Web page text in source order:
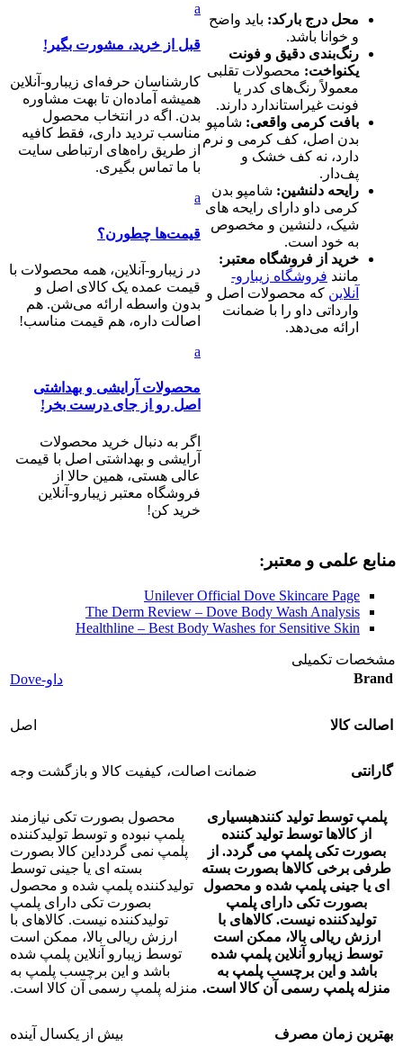
محل درج بارکد: باید واضح
و خوانا باشد.
رنگ‌بندی دقیق و فونت
یکنواخت: محصولات تقلبی
معمولاً رنگ‌های کدر یا
فونت غیراستاندارد دارند.
بافت کرمی واقعی: شامپو
بدن اصل، کف کرمی و نرم
دارد، نه کف خشک و
پف‌دار.
رایحه دلنشین: شامپو بدن
کرمی داو دارای رایحه های
شیک، دلنشین و مخصوص
به خود است.
خرید از فروشگاه معتبر:
مانند فروشگاه زیبارو-
آنلاین که محصولات اصل و
وارداتی داو را با ضمانت
ارائه می‌دهد.
a
قبل از خرید، مشورت بگیر!
کارشناسان حرفه‌ای زیبارو-آنلاین
همیشه آماده‌ان تا بهت مشاوره
بدن. اگه در انتخاب محصول
مناسب تردید داری، فقط کافیه
از طریق راه‌های ارتباطی سایت
با ما تماس بگیری.
a
قیمت‌ها چطورن؟
در زیبارو-آنلاین، همه محصولات با
قیمت عمده یک کالای اصل و
بدون واسطه ارائه می‌شن. هم
اصالت داره، هم قیمت مناسب!
a
محصولات آرایشی و بهداشتی
اصل رو از جای درست بخر!
اگر به دنبال خرید محصولات
آرایشی و بهداشتی اصل با قیمت
عالی هستی، همین حالا از
فروشگاه معتبر زیبارو-آنلاین
خرید کن!
منابع علمی و معتبر:
Unilever Official Dove Skincare Page
The Derm Review – Dove Body Wash Analysis
Healthline – Best Body Washes for Sensitive Skin
مشخصات تکمیلی
Brand
داو-Dove
اصالت کالا اصل
گارانتی ضمانت اصالت، کیفیت کالا و بازگشت وجه
پلمپ توسط تولید کنندهبسیاری
از کالاها توسط تولید کننده
بصورت تکی پلمپ می گردد. از
طرفی برخی کالاها بصورت بسته
ای یا جینی پلمپ شده و محصول
بصورت تکی دارای پلمپ
تولیدکننده نیست. کالاهای با
ارزش ریالی بالا، ممکن است
توسط زیبارو آنلاین پلمپ شده
باشد و این برچسب پلمپ به
منزله پلمپ رسمی آن کالا است.
محصول بصورت تکی نیازمند
پلمپ نبوده و توسط تولیدکننده
پلمپ نمی گردد این کالا بصورت
بسته ای یا جینی توسط
تولیدکننده پلمپ شده و محصول
بصورت تکی دارای پلمپ
تولیدکننده نیست. کالاهای با
ارزش ریالی بالا، ممکن است
توسط زیبارو آنلاین پلمپ شده
باشد و این برچسب پلمپ به
منزله پلمپ رسمی آن کالا است.
بهترین زمان مصرف
بیش از یکسال آینده